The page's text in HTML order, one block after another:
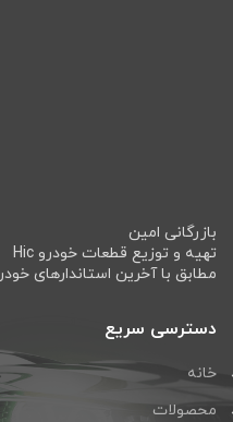
بازرگانی امین
تهیه و توزیع قطعات خودرو Hic
مطابق با آخرین استاندارهای
دسترسی سریع
خانه
محصولات